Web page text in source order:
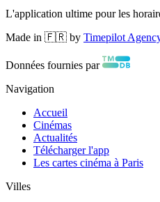
L'application ultime pour les
Made in 🇫🇷 by Timepilot
Données fournies par
Navigation
Accueil
Cinémas
Actualités
Télécharger l'app
Les cartes cinéma à Paris
Villes